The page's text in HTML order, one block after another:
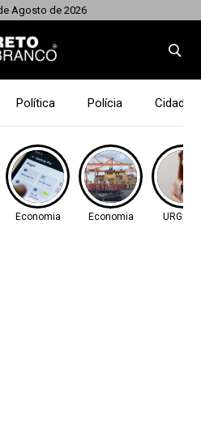
Agosto de 2026
Política Polícia Cidades
Economia Economia